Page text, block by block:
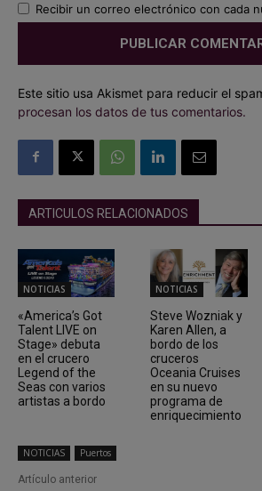
Recibir un correo electrónico con cada
Este sitio usa Akismet para reducir el
procesan los datos de tus comentarios.
ARTICULOS RELACIONADOS
NOTICIAS
«America’s Got
Talent LIVE on
Stage» debuta
en el crucero
Legend of the
Seas con varios
artistas a bordo
NOTICIAS
Steve Wozniak y
Karen Allen, a
bordo de los
cruceros
Oceania Cruises
en su nuevo
programa de
enriquecimiento
NOTICIAS Puertos
Artículo anterior